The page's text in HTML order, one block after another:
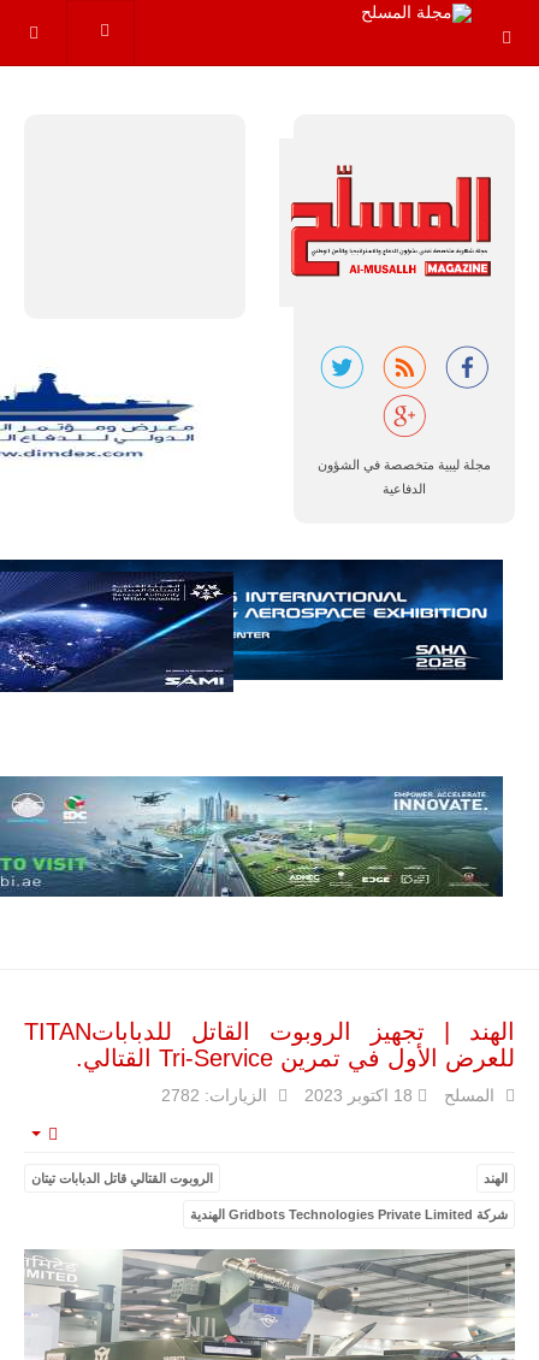
مجلة ليبية متخصصة في الشؤون
الدفاعية
المسيرة
الروسية
مع تصاعد حدة
الحرب الجوية
الروسية في
مالي رُصدت
طائرة أوريون
بدون طيار فوق
فإن الجمع بين
قدرة طائرة
أوريون على
التحليق…
للمزيد
ليبيا | إنطلاق
تدريبات
فلينتلوك
2026 الدولية
بمشاركة
جيوش وقادة
من 30 دولة
بمدينة سرت
الليبية.
الهند | تجهيز الروبوت القاتل للدباباتTITAN
للعرض الأول في تمرين Tri-Service القتالي.
المسلح 18 اكتوبر 2023 الزيارات: 2782
الهند الروبوت القتالي قاتل الدبابات تيتان
شركة Gridbots Technologies Private Limited الهندية